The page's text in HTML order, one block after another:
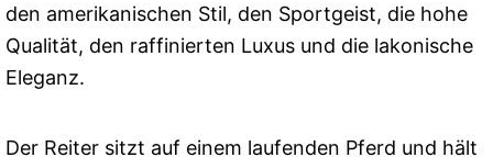
den amerikanischen Stil, den Sportgeist, die hohe
Qualität, den raffinierten Luxus und die lakonische
Eleganz.
Der Reiter sitzt auf einem laufenden Pferd und hält